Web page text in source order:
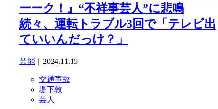
ーーク！』“不祥事芸人”に悲鳴
続々、運転トラブル3回で「テレビ出
ていいんだっけ？」
芸能 ｜2024.11.15
交通事故
堤下敦
芸人